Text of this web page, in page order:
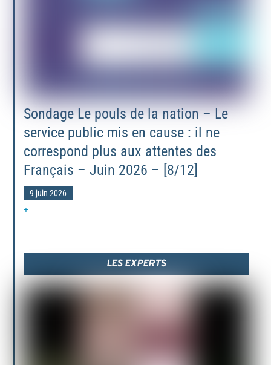
Sondage Le pouls de la nation – Le
service public mis en cause : il ne
correspond plus aux attentes des
Français – Juin 2026 – [8/12]
9 juin 2026
+
LES EXPERTS